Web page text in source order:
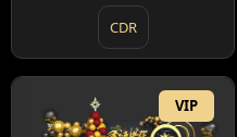
CDR
VIP